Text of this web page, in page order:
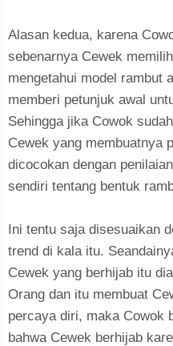
Alasan kedua, karena
sebenarnya Cewek
mengetahui model rambut
memberi petunjuk awal
Sehingga jika Cowok
Cewek yang membuatnya
dicocokan dengan
sendiri tentang bentuk
Ini tentu saja disesuaikan
trend di kala itu.
Cewek yang berhijab itu
Orang dan itu membuat
percaya diri, maka Cowok
bahwa Cewek berhijab